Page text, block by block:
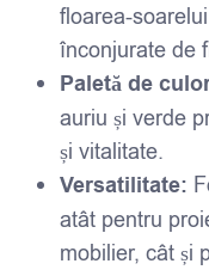
floarea-
înconjurate de
Paletă de
auriu și verde
și vitalitate.
Versatilitate:
atât pentru
mobilier, cât și